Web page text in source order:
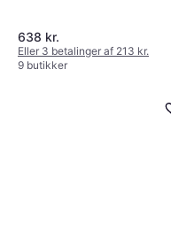
638 kr.
Eller 3 betalinger af 213 kr.
9 butikker